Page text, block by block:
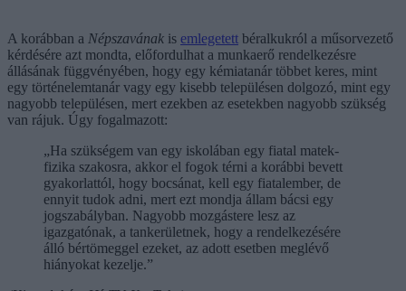
A korábban a Népszavának is emlegetett béralkukról a műsorvezető
kérdésére azt mondta, előfordulhat a munkaerő rendelkezésre
állásának függvényében, hogy egy kémiatanár többet keres, mint
egy történelemtanár vagy egy kisebb településen dolgozó, mint egy
nagyobb településen, mert ezekben az esetekben nagyobb szükség
van rájuk. Úgy fogalmazott:
„Ha szükségem van egy iskolában egy fiatal matek-
fizika szakosra, akkor el fogok térni a korábbi bevett
gyakorlattól, hogy bocsánat, kell egy fiatalember, de
ennyit tudok adni, mert ezt mondja állam bácsi egy
jogszabályban. Nagyobb mozgástere lesz az
igazgatónak, a tankerületnek, hogy a rendelkezésére
álló bértömeggel ezeket, az adott esetben meglévő
hiányokat kezelje.”